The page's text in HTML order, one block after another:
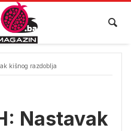
kišnog razdoblja
Nastavak